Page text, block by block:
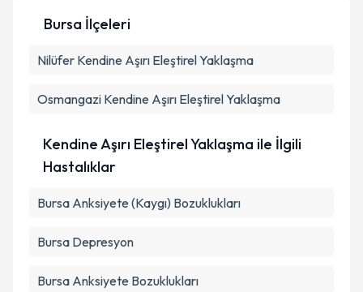
Kişisel verilerimin işlenmesine ilişkin
kapsamda işlenmesini kabul ediyorum.
Takvim Talebini Gönder
Bursa İlçeleri
Nilüfer Kendine Aşırı Eleştirel Yaklaşma
Osmangazi Kendine Aşırı Eleştirel Yaklaşma
Kendine Aşırı Eleştirel Yaklaşma ile İlgili
Hastalıklar
Bursa Anksiyete (Kaygı) Bozuklukları
Bursa Depresyon
Bursa Anksiyete Bozuklukları